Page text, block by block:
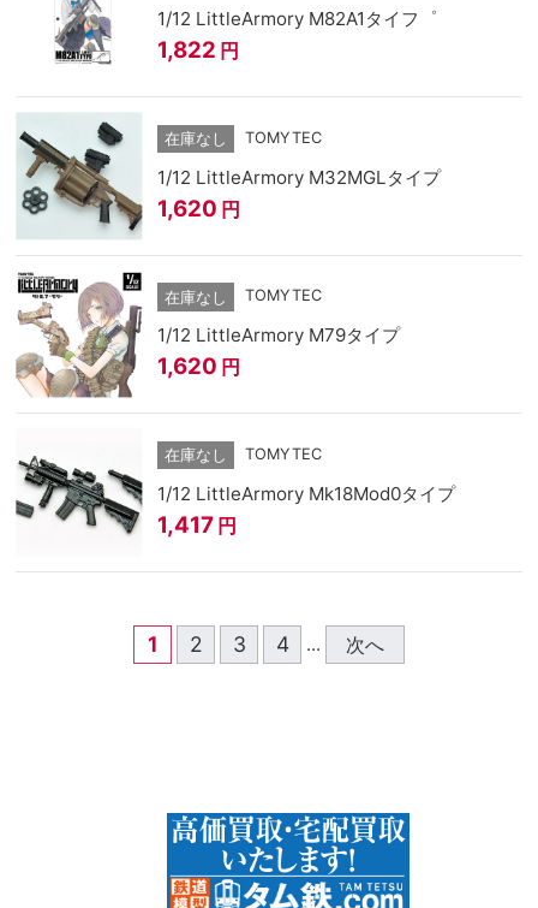
1/12 LittleArmory M82A1タイフ゜
1,822 円
在庫なし TOMYTEC
1/12 LittleArmory M32MGLタイプ
1,620 円
在庫なし TOMYTEC
1/12 LittleArmory M79タイプ
1,620 円
在庫なし TOMYTEC
1/12 LittleArmory Mk18Mod0タイプ
1,417 円
1 2 3 4 ... 次へ